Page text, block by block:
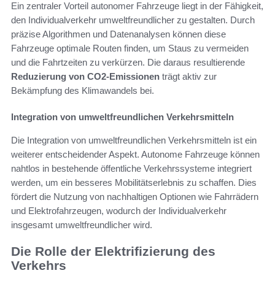
Ein zentraler Vorteil autonomer Fahrzeuge liegt in der Fähigkeit,
den Individualverkehr umweltfreundlicher zu gestalten. Durch
präzise Algorithmen und Datenanalysen können diese
Fahrzeuge optimale Routen finden, um Staus zu vermeiden
und die Fahrtzeiten zu verkürzen. Die daraus resultierende
Reduzierung von CO2-Emissionen trägt aktiv zur
Bekämpfung des Klimawandels bei.
Integration von umweltfreundlichen Verkehrsmitteln
Die Integration von umweltfreundlichen Verkehrsmitteln ist ein
weiterer entscheidender Aspekt. Autonome Fahrzeuge können
nahtlos in bestehende öffentliche Verkehrssysteme integriert
werden, um ein besseres Mobilitätserlebnis zu schaffen. Dies
fördert die Nutzung von nachhaltigen Optionen wie Fahrrädern
und Elektrofahrzeugen, wodurch der Individualverkehr
insgesamt umweltfreundlicher wird.
Die Rolle der Elektrifizierung des
Verkehrs